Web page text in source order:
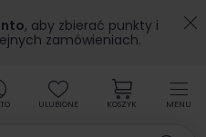
, aby zbierać punkty i
zamówieniach.
MENU
ULUBIONE KOSZYK